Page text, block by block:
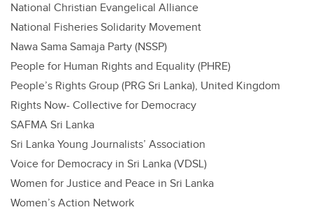
National Christian Evangelical Alliance
National Fisheries Solidarity Movement
Nawa Sama Samaja Party (NSSP)
People for Human Rights and Equality (PHRE)
People’s Rights Group (PRG Sri Lanka), United Kingdom
Rights Now- Collective for Democracy
SAFMA Sri Lanka
Sri Lanka Young Journalists’ Association
Voice for Democracy in Sri Lanka (VDSL)
Women for Justice and Peace in Sri Lanka
Women’s Action Network